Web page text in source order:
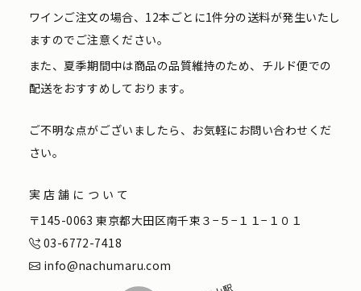
ワインご注文の場合、12本ごとに1件分の送料が発生いたし
ますのでご注意ください。
また、夏季期間中は商品の品質維持のため、チルド便での
配送をおすすめしております。
ご不明な点がございましたら、お気軽にお問い合わせくだ
さい。
実店舗について
〒145-0063 東京都大田区南千束３−５−１１−１０１
03-6772-7418
info@nachumaru.com